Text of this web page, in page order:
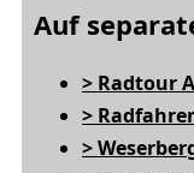
Auf
> Radtour
>
>